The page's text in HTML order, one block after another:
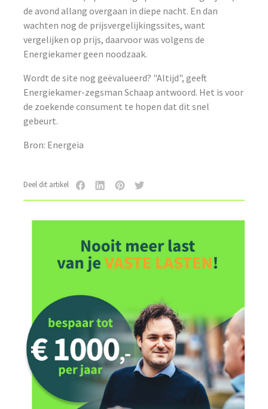
de avond allang overgaan in diepe nacht. En dan
wachten nog de prijsvergelijkingssites, want
vergelijken op prijs, daarvoor was volgens de
Energiekamer geen noodzaak.
Wordt de site nog geëvalueerd? "Altijd", geeft
Energiekamer-zegsman Schaap antwoord. Het is voor
de zoekende consument te hopen dat dit snel
gebeurt.
Bron: Energeia
Deel dit artikel